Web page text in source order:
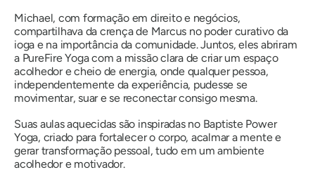
Michael, com formação em direito e negócios,
compartilhava da crença de Marcus no poder curativo da
ioga e na importância da comunidade. Juntos, eles abriram
a PureFire Yoga com a missão clara de criar um espaço
acolhedor e cheio de energia, onde qualquer pessoa,
independentemente da experiência, pudesse se
movimentar, suar e se reconectar consigo mesma.
Suas aulas aquecidas são inspiradas no Baptiste Power
Yoga, criado para fortalecer o corpo, acalmar a mente e
gerar transformação pessoal, tudo em um ambiente
acolhedor e motivador.